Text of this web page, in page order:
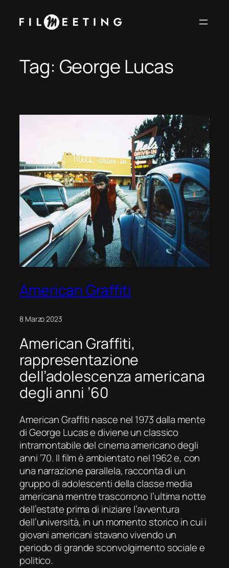
Tag: George Lucas
American Graffiti
8 Marzo 2023
American Graffiti,
rappresentazione
dell’adolescenza americana
degli anni ’60
American Graffiti nasce nel 1973 dalla mente
di George Lucas e diviene un classico
intramontabile del cinema americano degli
anni ’70. Il film è ambientato nel 1962 e, con
una narrazione parallela, racconta di un
gruppo di adolescenti della classe media
americana mentre trascorrono l’ultima notte
dell’estate prima di iniziare l’avventura
dell’università, in un momento storico in cui i
giovani americani stavano vivendo un
periodo di grande sconvolgimento sociale e
politico.